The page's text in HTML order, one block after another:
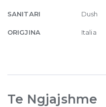
SANITARI Dush
ORIGJINA Italia
Te Ngjajshme